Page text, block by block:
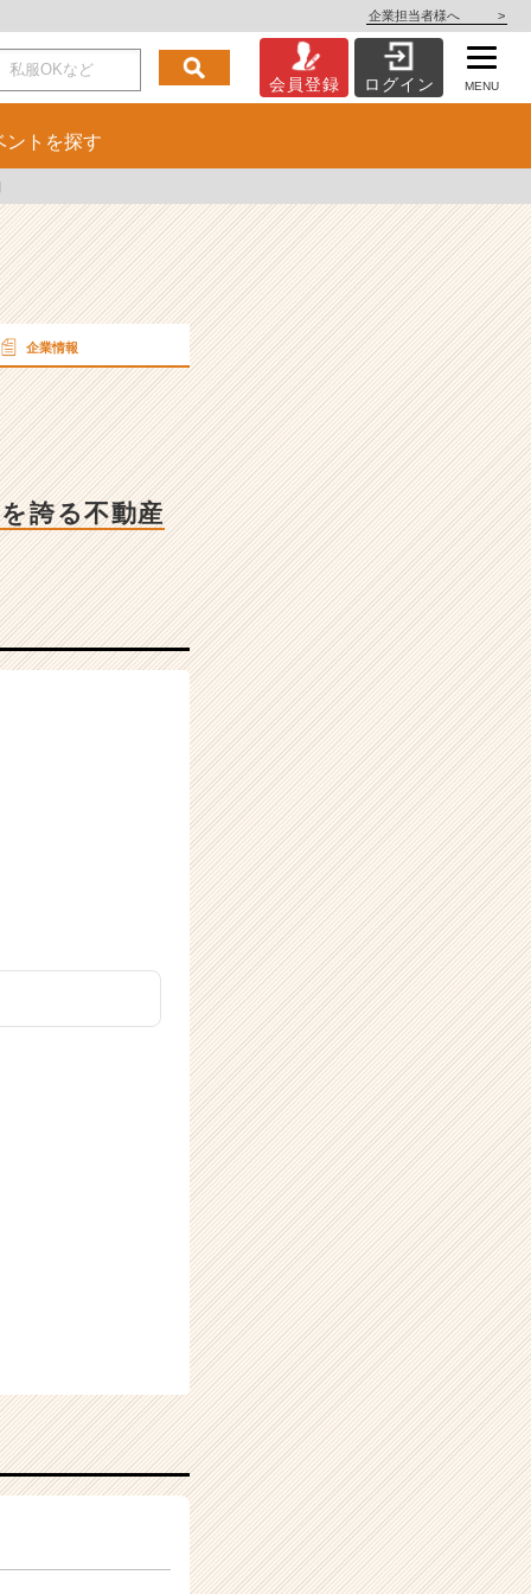
企業担当者様へ >
会員登録 ログイン MENU
ント を探す
企業情報
誇る不動産